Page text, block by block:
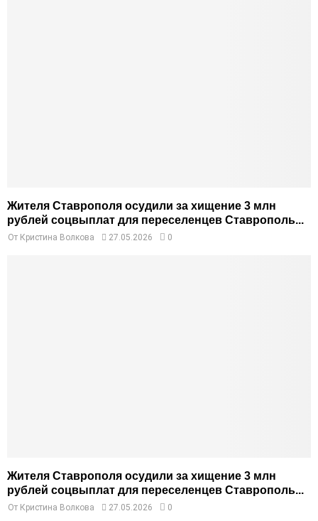
Жителя Ставрополя осудили за хищение 3 млн
рублей соцвыплат для переселенцев Ставрополь...
От Кристина Волкова 27.05.2026 0
Жителя Ставрополя осудили за хищение 3 млн
рублей соцвыплат для переселенцев Ставрополь...
От Кристина Волкова 27.05.2026 0